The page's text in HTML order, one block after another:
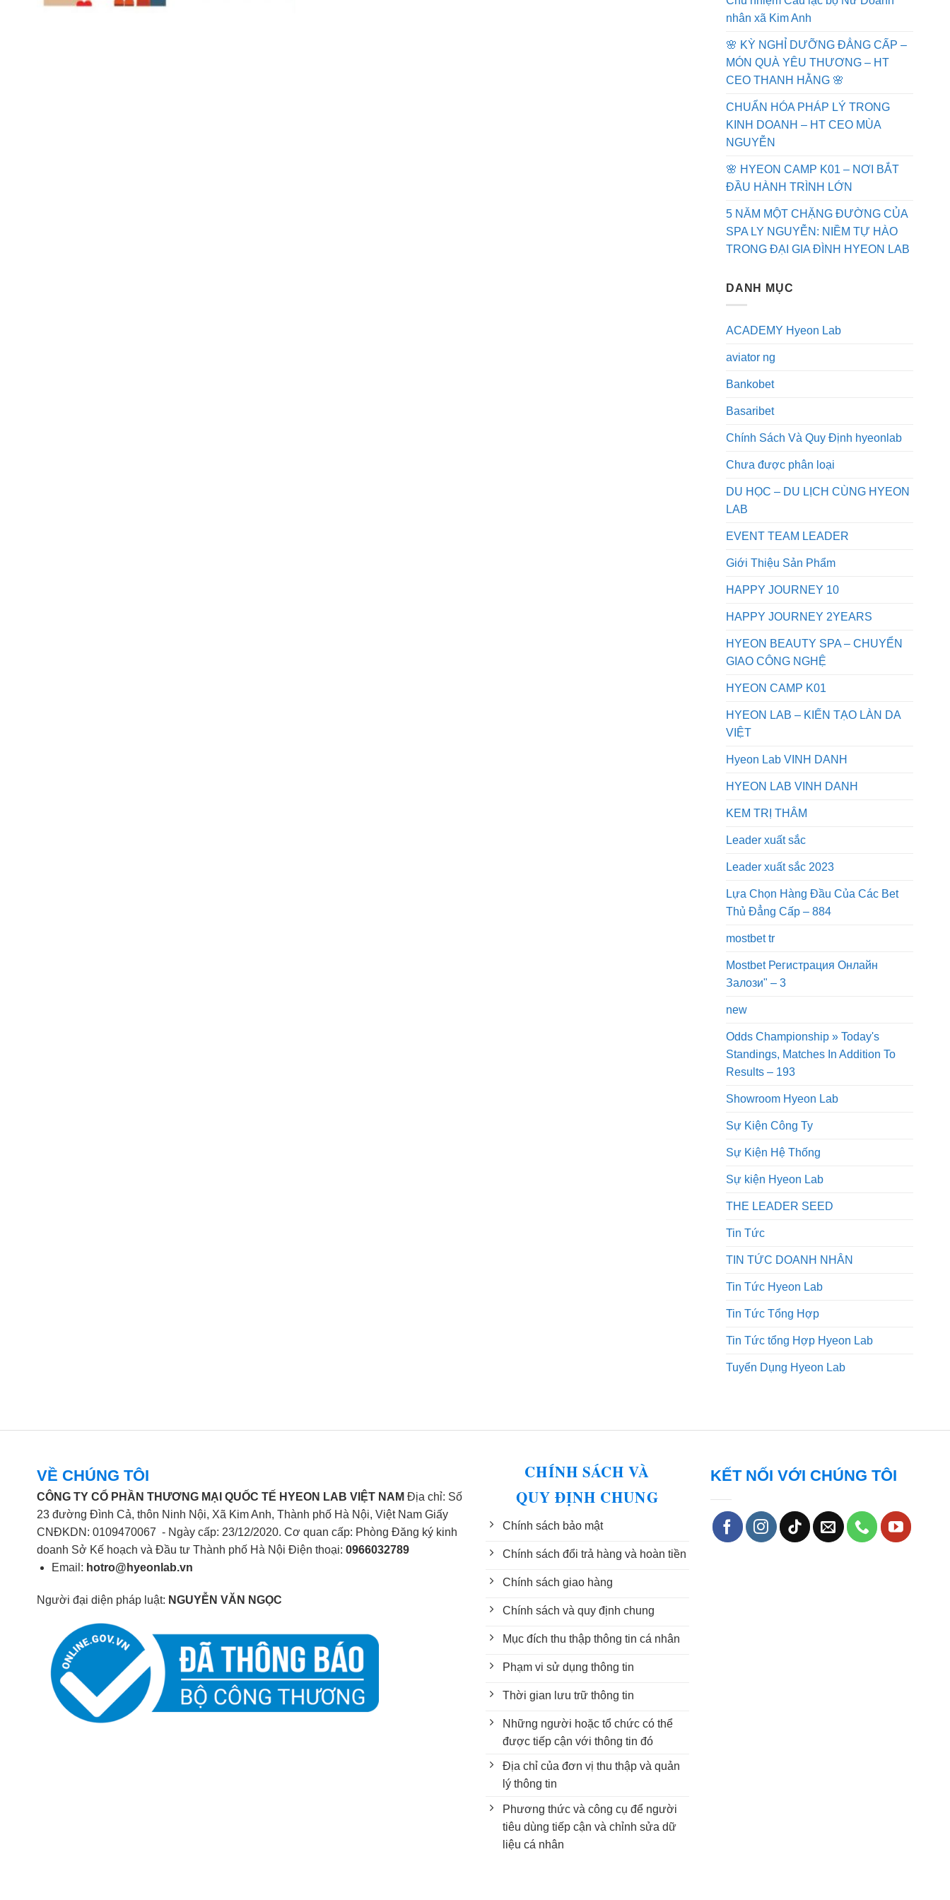
nhân xã Kim Anh
🌸 KỲ NGHỈ DƯỠNG ĐẲNG CẤP –
MÓN QUÀ YÊU THƯƠNG – HT
CEO THANH HẰNG 🌸
CHUẨN HÓA PHÁP LÝ TRONG
KINH DOANH – HT CEO MÙA
NGUYỄN
🌸 HYEON CAMP K01 – NƠI BẮT
ĐẦU HÀNH TRÌNH LỚN
5 NĂM MỘT CHẶNG ĐƯỜNG CỦA
SPA LY NGUYỄN: NIỀM TỰ HÀO
TRONG ĐẠI GIA ĐÌNH HYEON LAB
DANH MỤC
ACADEMY Hyeon Lab
aviator ng
Bankobet
Basaribet
Chính Sách Và Quy Định hyeonlab
Chưa được phân loại
DU HỌC – DU LỊCH CÙNG HYEON
LAB
EVENT TEAM LEADER
Giới Thiệu Sản Phẩm
HAPPY JOURNEY 10
HAPPY JOURNEY 2YEARS
HYEON BEAUTY SPA – CHUYỂN
GIAO CÔNG NGHỆ
HYEON CAMP K01
HYEON LAB – KIẾN TẠO LÀN DA
VIỆT
Hyeon Lab VINH DANH
HYEON LAB VINH DANH
KEM TRỊ THÂM
Leader xuất sắc
Leader xuất sắc 2023
Lựa Chọn Hàng Đầu Của Các Bet
Thủ Đẳng Cấp – 884
mostbet tr
Mostbet Регистрация Онлайн
Залози" – 3
new
Odds Championship » Today's
Standings, Matches In Addition To
Results – 193
Showroom Hyeon Lab
Sự Kiện Công Ty
Sự Kiện Hệ Thống
Sự kiện Hyeon Lab
THE LEADER SEED
Tin Tức
TIN TỨC DOANH NHÂN
Tin Tức Hyeon Lab
Tin Tức Tổng Hợp
Tin Tức tổng Hợp Hyeon Lab
Tuyển Dụng Hyeon Lab
VỀ CHÚNG TÔI
CÔNG TY CỔ PHẦN THƯƠNG MẠI QUỐC TẾ HYEON LAB VIỆT NAM Địa chỉ: Số
23 đường Đình Cả, thôn Ninh Nội, Xã Kim Anh, Thành phố Hà Nội, Việt Nam Giấy
CNĐKDN: 0109470067 - Ngày cấp: 23/12/2020. Cơ quan cấp: Phòng Đăng ký kinh
doanh Sở Kế hoạch và Đầu tư Thành phố Hà Nội Điện thoại: 0966032789
Email: hotro@hyeonlab.vn
Người đại diện pháp luật: NGUYỄN VĂN NGỌC
CHÍNH SÁCH VÀ
QUY ĐỊNH CHUNG
Chính sách bảo mật
Chính sách đổi trả hàng và hoàn tiền
Chính sách giao hàng
Chính sách và quy định chung
Mục đích thu thập thông tin cá nhân
Phạm vi sử dụng thông tin
Thời gian lưu trữ thông tin
Những người hoặc tổ chức có thể
được tiếp cận với thông tin đó
Địa chỉ của đơn vị thu thập và quản
lý thông tin
Phương thức và công cụ để người
tiêu dùng tiếp cận và chỉnh sửa dữ
liệu cá nhân
KẾT NỐI VỚI CHÚNG TÔI